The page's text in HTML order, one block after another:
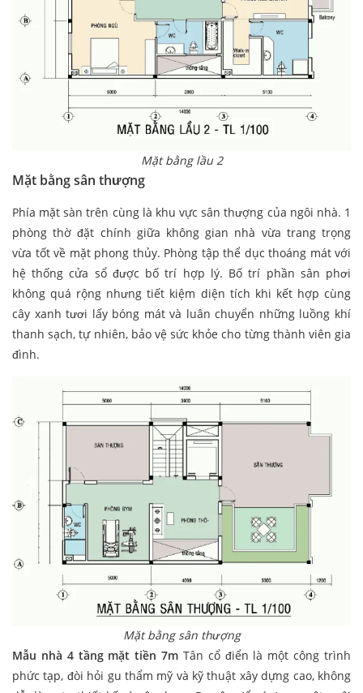
Mặt bằng lầu 2
Mặt bằng sân thượng
Phía mặt sàn trên cùng là khu vực sân thượng của ngôi nhà. 1
phòng thờ đặt chính giữa không gian nhà vừa trang trọng
vừa tốt về mặt phong thủy. Phòng tập thể dục thoáng mát với
hệ thống cửa sổ được bố trí hợp lý. Bố trí phần sân phơi
không quá rộng nhưng tiết kiệm diện tích khi kết hợp cùng
cây xanh tươi lấy bóng mát và luân chuyển những luồng khí
thanh sạch, tự nhiên, bảo vệ sức khỏe cho từng thành viên gia
đình.
Mặt bằng sân thượng
Mẫu nhà 4 tầng mặt tiền 7m Tân cổ điển là một công trình
phức tạp, đòi hỏi gu thẩm mỹ và kỹ thuật xây dựng cao, không